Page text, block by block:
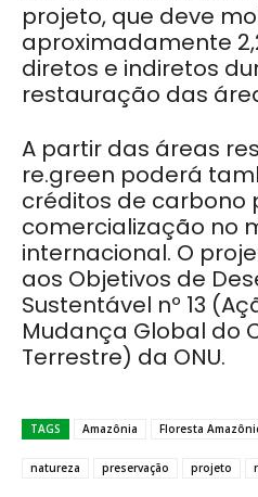
projeto, que deve
aproximadamente
diretos e indiretos
restauração das
A partir das áreas
re.green poderá
créditos de carbono
comercialização no
internacional. O
aos Objetivos de
Sustentável nº 13
Mudança Global do
Terrestre) da ONU.
TAGS Amazônia Floresta
natureza preservação projeto